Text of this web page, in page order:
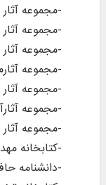
-مجموعه
-مجموعه
-مجموعه
-مجموعه
-مجموعه
-مجموعه
-مجموعه
-کتابخانه
-دانشنامه